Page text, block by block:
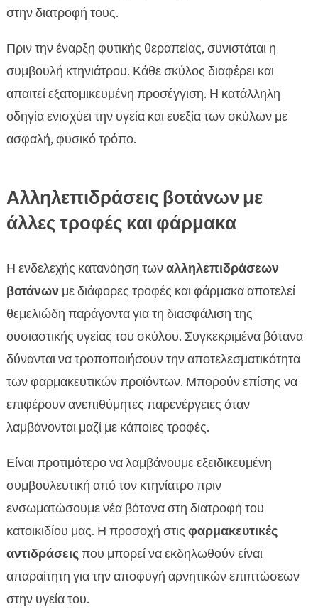
στην διατροφή τους.
Πριν την έναρξη φυτικής θεραπείας, συνιστάται η
συμβουλή κτηνιάτρου. Κάθε σκύλος διαφέρει και
απαιτεί εξατομικευμένη προσέγγιση. Η κατάλληλη
οδηγία ενισχύει την υγεία και ευεξία των σκύλων με
ασφαλή, φυσικό τρόπο.
Αλληλεπιδράσεις βοτάνων με
άλλες τροφές και φάρμακα
Η ενδελεχής κατανόηση τωναλληλεπιδράσεων
βοτάνωνμε διάφορες τροφές και φάρμακα αποτελεί
θεμελιώδη παράγοντα για τη διασφάλιση της
ουσιαστικής υγείας του σκύλου. Συγκεκριμένα βότανα
δύνανται να τροποποιήσουν την αποτελεσματικότητα
των φαρμακευτικών προϊόντων. Μπορούν επίσης να
επιφέρουν ανεπιθύμητες παρενέργειες όταν
λαμβάνονται μαζί με κάποιες τροφές.
Είναι προτιμότερο να λαμβάνουμε εξειδικευμένη
συμβουλευτική από τον κτηνίατρο πριν
ενσωματώσουμε νέα βότανα στη διατροφή του
κατοικιδίου μας. Η προσοχή στις φαρμακευτικές
αντιδράσειςπου μπορεί να εκδηλωθούν είναι
απαραίτητη για την αποφυγή αρνητικών επιπτώσεων
στην υγεία του.